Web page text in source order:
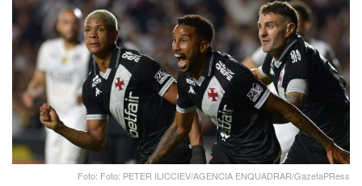
Foto: Foto: PETER ILICCIEV/AGENCIA ENQUADRAR/GazetaPRess